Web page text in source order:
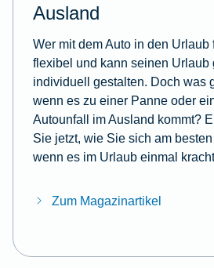
Ausland
Wer mit dem Auto in den Urlaub
flexibel und kann seinen Urlaub
individuell gestalten. Doch was
wenn es zu einer Panne oder
Autounfall im Ausland kommt?
Sie jetzt, wie Sie sich am
wenn es im Urlaub einmal
Zum Magazinartikel